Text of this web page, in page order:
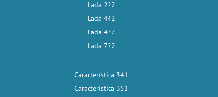
Lada 222
Lada 442
Lada 477
Lada 722
Característica 341
Característica 351